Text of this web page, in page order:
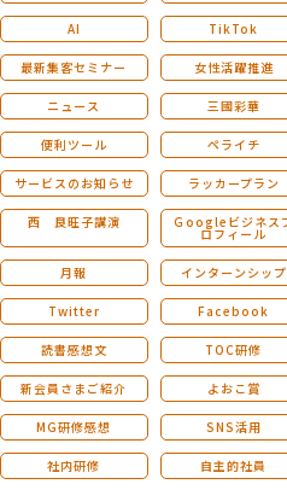
AI TikTok
最新集客セミナー 女性活躍推進
ニュース 三國彩華
便利ツール ペライチ
サービスのお知らせ ラッカープラン
西 良旺子講演 Ｇoogleビジネス
ロフィール
月報 インターンシップ
Twitter Facebook
読書感想文 TOC研修
新会員さまご紹介 よおこ賞
MG研修感想 SNS活用
社内研修 自主的社員